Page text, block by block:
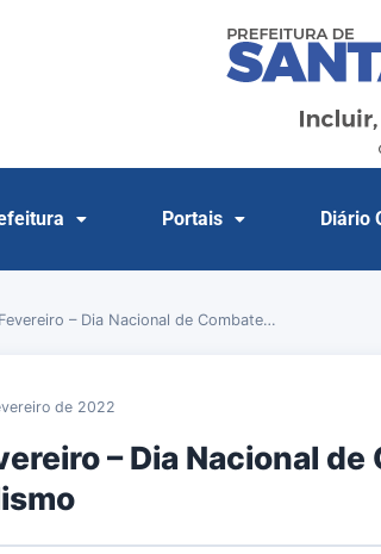
Portais Diário
– Dia Nacional de Combate…
de 2022
– Dia Nacional de